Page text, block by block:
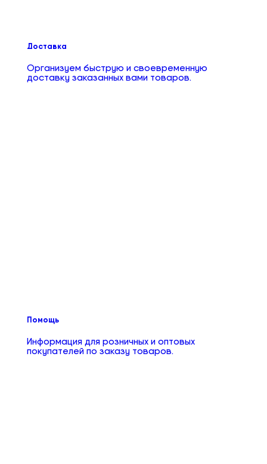
Доставка
Организуем быструю и своевременную
доставку заказанных вами товаров.
Помощь
Информация для розничных и оптовых
покупателей по заказу товаров.